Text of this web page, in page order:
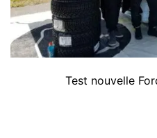
Test nouvelle